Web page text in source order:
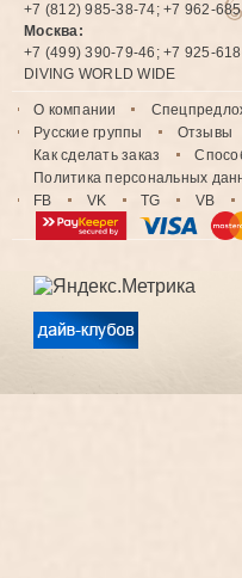
+7 (812) 985-38-74; +7 962-
Москва:
+7 (499) 390-79-46; +7 925-
DIVING WORLD WIDE
О компании
Русские группы
Отзывы
Как сделать заказ
Политика персональных
FB
VK TG VB